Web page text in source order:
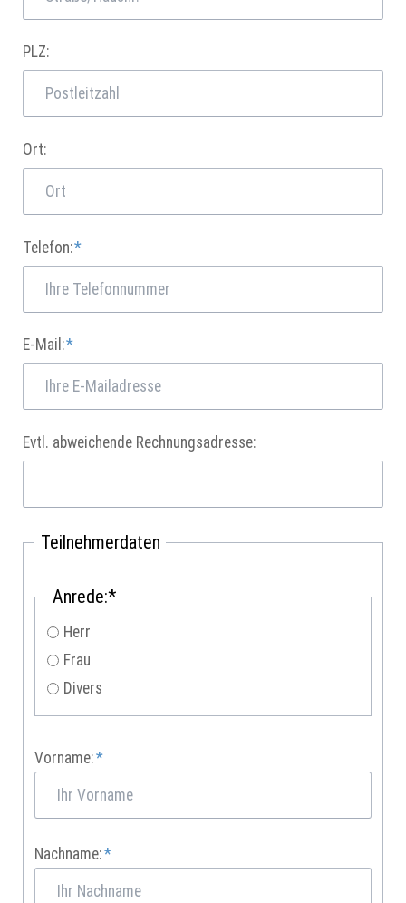
PLZ:
Ort:
Pflichtfeld
Telefon:*
Pflichtfeld
E-Mail:*
Evtl. abweichende Rechnungsadresse:
Teilnehmerdaten
Pflichtfeld
Anrede:*
Herr
Frau
Divers
Pflichtfeld
Vorname:*
Pflichtfeld
Nachname:*